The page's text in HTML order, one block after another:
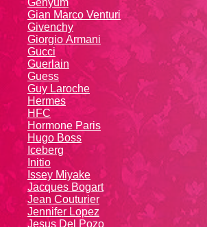
Genyum
Gian Marco Venturi
Givenchy
Giоrgio Аrmаni
Gucci
Guerlain
Guess
Guy Laroche
Hermes
HFC
Hormone Paris
Hugo Boss
Iceberg
Initio
Issey Miyake
Jacques Bogart
Jean Couturier
Jennifer Lopez
Jesus Del Pozo